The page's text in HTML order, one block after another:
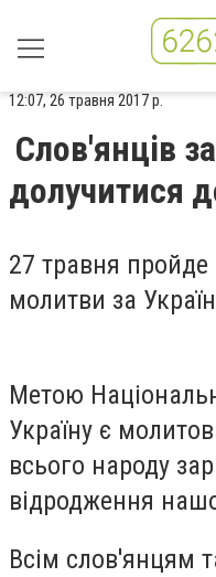
12:07, 26 травня 2017 р.
Слов'янців
долучитися
27 травня
молитви за
Метою
Україну є
всього народу
відродження
Всім слов'янцям